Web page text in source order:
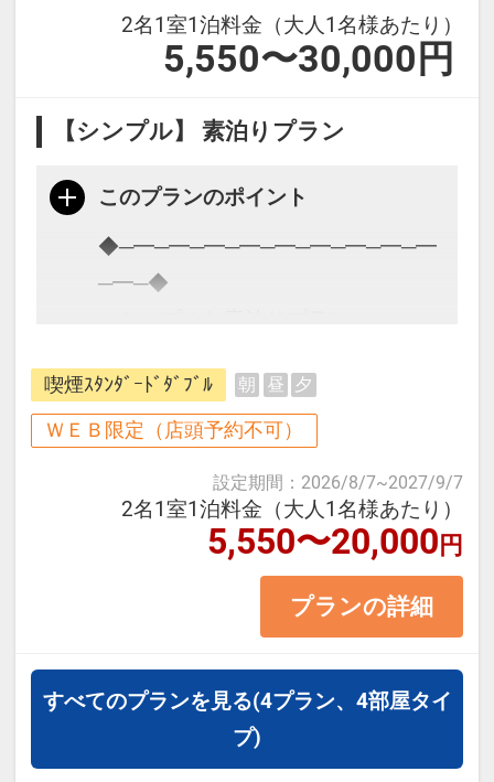
2名1室1泊料金（大人1名様あたり）
5,550〜30,000円
【シンプル】 素泊りプラン
このプランのポイント
◆─━─━─━─━─━─━─━─━─━
─━─◆
シンプルな素泊りプラン
ご利用ください！
◆─━─━─━─━─━─━─━─━─━
【2024年4月 全室リニューアルオー
料金 ：大人2,200円(税込) /小学生
1,300円(税込)でご追加できます。
※未就学児無料
喫煙ｽﾀﾝﾀﾞｰﾄﾞﾀﾞﾌﾞﾙ 朝 昼 夕
ＷＥＢ限定（店頭予約不可）
設定期間 ： 2026/8/7~2027/9/7
2名1室1泊料金（大人1名様あたり）
5,550〜20,000円
プランの詳細
すべてのプランを見る(4プラン、4部屋タイ
プ)